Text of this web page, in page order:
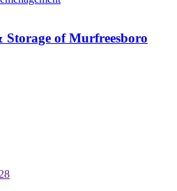
of Murfreesboro